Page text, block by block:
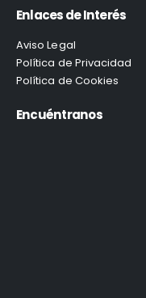
Enlaces de Interés
Aviso Legal
Política de Privacidad
Política de Cookies
Encuéntranos